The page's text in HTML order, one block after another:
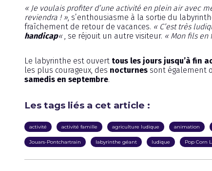
« Je voulais profiter d’une activité en plein air avec
reviendra ! », s’enthousiasme à la sortie du
fraîchement de retour de vacances. « C’est très
handicap«, se réjouit un autre visiteur. « Mon fils
Le labyrinthe est ouvert tous les jours jusqu’à fin
les plus courageux, des nocturnes sont également
samedis en septembre.
Les tags liés a cet article :
activité activité famille agriculture ludique animation
Jouars-Pontchartrain labyrinthe géant ludique Pop Corn